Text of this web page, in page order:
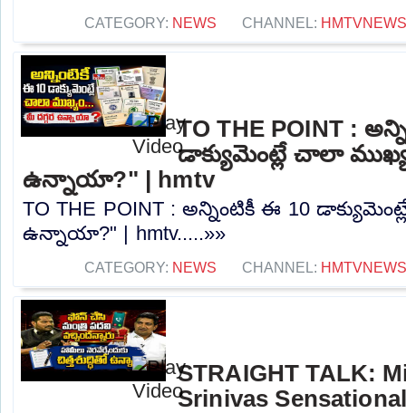
CATEGORY: NEWS CHANNEL: HMTVNEWS
TO THE POINT :
డాక్యుమెంట్లే చాలా
ఉన్నాయా?" | hmtv
TO THE POINT : అన్నింటికీ ఈ 10
ఉన్నాయా?" | hmtv.....»»
CATEGORY: NEWS CHANNEL: HMTVNEWS
STRAIGHT TALK:
Srinivas